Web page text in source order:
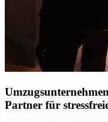
Partner für